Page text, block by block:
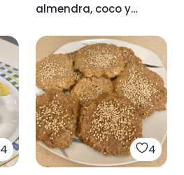
almendra, coco y
4 4